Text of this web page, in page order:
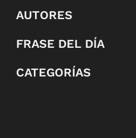
AUTORES
FRASE DEL DÍA
CATEGORÍAS